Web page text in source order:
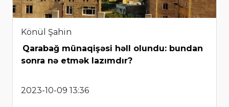
Könül Şahin
Qarabağ münaqişəsi həll olundu: bundan
sonra nə etmək lazımdır?
2023-10-09 13:36